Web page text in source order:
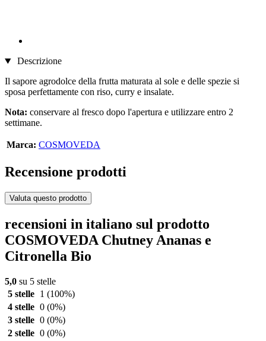
Descrizione
Il sapore agrodolce della frutta maturata al sole e delle spezie si
sposa perfettamente con riso, curry e insalate.
Nota: conservare al fresco dopo l'apertura e utilizzare entro 2
settimane.
Marca: COSMOVEDA
Recensione prodotti
Valuta questo prodotto
recensioni in italiano sul prodotto
COSMOVEDA Chutney Ananas e
Citronella Bio
5,0 su 5 stelle
5 stelle
1 (100%)
4 stelle 0 (0%)
3 stelle 0 (0%)
2 stelle 0 (0%)